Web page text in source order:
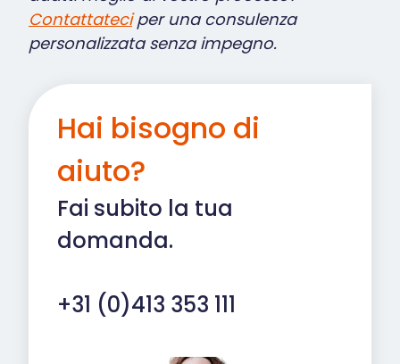
Contattateciper una consulenza
personalizzata senza impegno.
Hai bisogno di
aiuto?
Fai subito la tua
domanda.
+31 (0)413 353 111